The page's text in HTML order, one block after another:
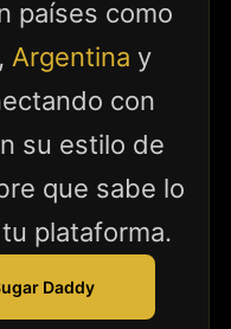
países como
, Argentina y
con
su estilo de
que sabe lo
plataforma.
Daddy